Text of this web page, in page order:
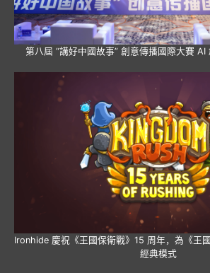
第八屆 “講好中國故事” 創意傳播國際大賽 AI
Ironhide 慶祝《王國保衛戰》15 周年，為《王
經典模式